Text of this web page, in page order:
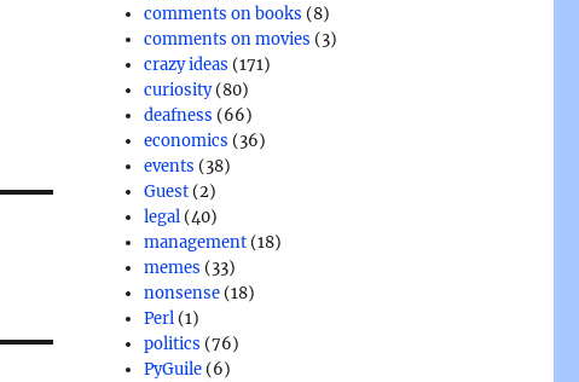
comments on books (8)
comments on movies (3)
crazy ideas (171)
curiosity(80)
deafness (66)
economics (36)
events (38)
Guest (2)
legal (40)
management (18)
memes (33)
nonsense (18)
Perl (1)
politics (76)
PyGuile (6)